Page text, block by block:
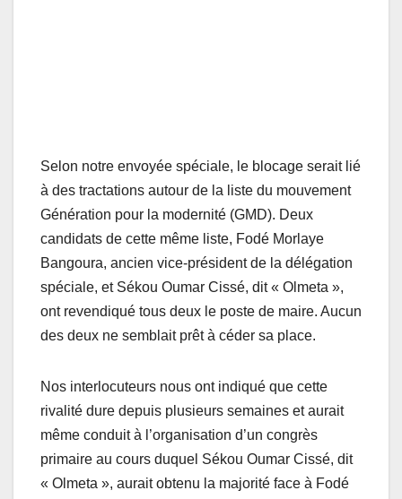
Selon notre envoyée spéciale, le blocage serait lié
à des tractations autour de la liste du mouvement
Génération pour la modernité (GMD). Deux
candidats de cette même liste, Fodé Morlaye
Bangoura, ancien vice-président de la délégation
spéciale, et Sékou Oumar Cissé, dit « Olmeta »,
ont revendiqué tous deux le poste de maire. Aucun
des deux ne semblait prêt à céder sa place.
Nos interlocuteurs nous ont indiqué que cette
rivalité dure depuis plusieurs semaines et aurait
même conduit à l’organisation d’un congrès
primaire au cours duquel Sékou Oumar Cissé, dit
« Olmeta », aurait obtenu la majorité face à Fodé